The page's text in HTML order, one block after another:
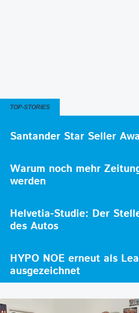
TOP-STORIES
Santander Star Seller
Warum noch mehr
werden
Helvetia-Studie: Der
des Autos
HYPO NOE erneut als
ausgezeichnet